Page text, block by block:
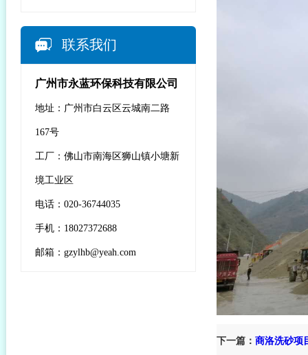
联系我们
广州市永蓝环保科技有限公司
地址：广州市白云区云城南二路
167号
工厂：佛山市南海区狮山镇小塘新
境工业区
电话：020-36744035
手机：18027372688
邮箱：gzylhb@yeah.com
下一篇： 商洛洗砂项